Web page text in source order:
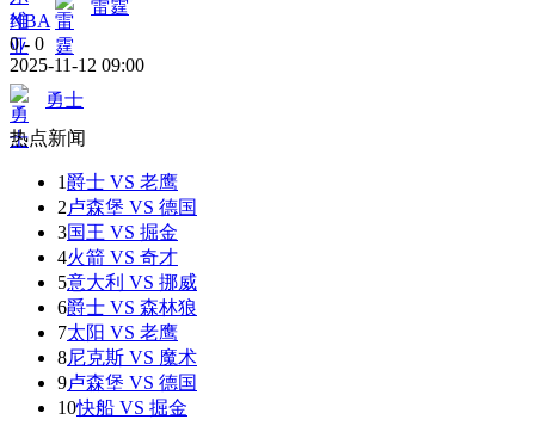
NBA
雷霆
0 - 0
2025-11-12 09:00
勇士
热点新闻
1爵士 VS 老鹰
2卢森堡 VS 德国
3国王 VS 掘金
4火箭 VS 奇才
5意大利 VS 挪威
6爵士 VS 森林狼
7太阳 VS 老鹰
8尼克斯 VS 魔术
9卢森堡 VS 德国
10快船 VS 掘金